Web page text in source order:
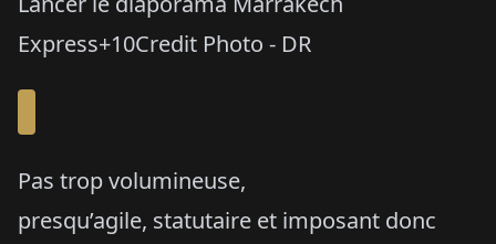
Express+10Credit Photo - DR
Pas trop volumineuse,
presqu’agile, statutaire et imposant donc